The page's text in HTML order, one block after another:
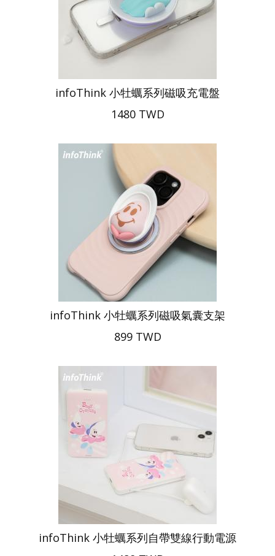
infoThink 小牡蠣系列磁吸充電盤
1480 TWD
infoThink 小牡蠣系列磁吸氣囊支架
899 TWD
infoThink 小牡蠣系列自帶雙線行動電源